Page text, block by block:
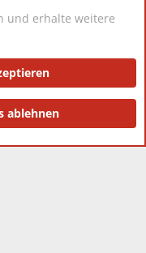
Impressum
XenForo Ltd.
und erhalte weitere
ablehnen